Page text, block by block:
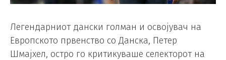
Легендарниот дански голман и освојувач на
Европското првенство со Данска, Петер
Шмајхел, остро го критикуваше селекторот на